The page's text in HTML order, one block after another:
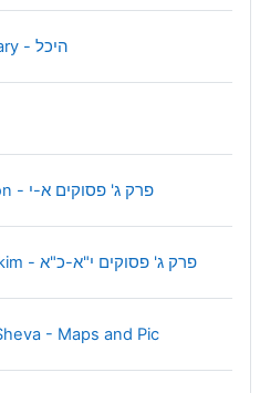
Diagram of Sancturary - היכל
03a Review Question - פרק ג' פסוקים א-יQuiz
Let's Learn the Psukim - פרק ג' פסוקים י"א-כ"אPage
- Maps and PicPage